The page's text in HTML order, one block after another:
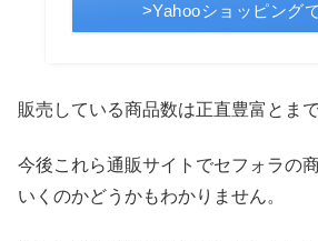
>Yahooショッピング
販売している商品数は正直豊富とま
今後これら通販サイトでセフォラの
いくのかどうかもわかりません。